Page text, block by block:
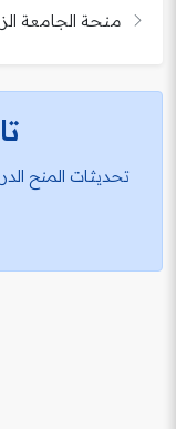
منحة الجامعة
تحديثات المنح